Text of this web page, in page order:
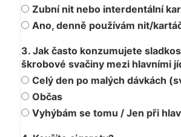
Zubní nit nebo interdentální
Ano, denně používám nit/
3. Jak často konzumujete
škrobové svačiny mezi hlavními
Celý den po malých dávkách
Občas
Vyhýbám se tomu / Jen při